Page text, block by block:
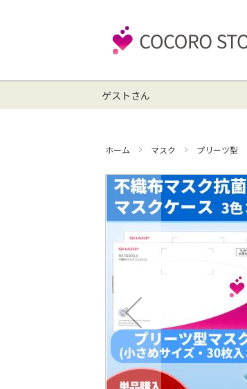
ゲストさん
ホーム マスク プリーツ型
イ
ジ
リ
ー
後
移
動